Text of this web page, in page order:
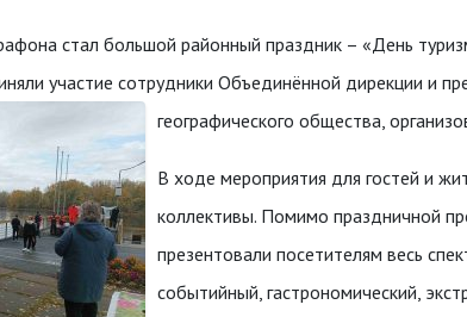
стал большой районный праздник – «День
участие сотрудники Объединённой дирекции и
географического общества,
В ходе мероприятия для гостей и
коллективы. Помимо праздничной
презентовали посетителям весь
событийный, гастрономический,